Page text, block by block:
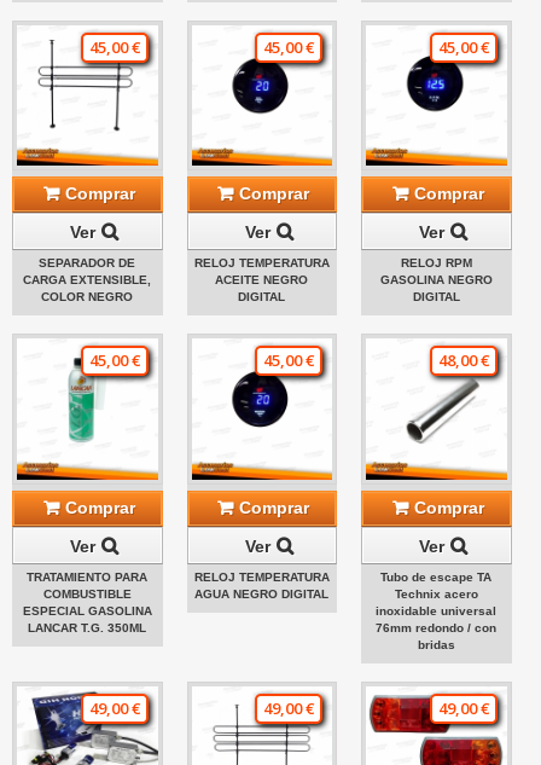
45,00 €
Comprar
Ver
SEPARADOR DE
CARGA EXTENSIBLE,
COLOR NEGRO
45,00 €
Comprar
Ver
RELOJ TEMPERATURA
ACEITE NEGRO
DIGITAL
45,00 €
Comprar
Ver
RELOJ RPM
GASOLINA NEGRO
DIGITAL
45,00 €
Comprar
Ver
TRATAMIENTO PARA
COMBUSTIBLE
ESPECIAL GASOLINA
LANCAR T.G. 350ML
45,00 €
Comprar
Ver
RELOJ TEMPERATURA
AGUA NEGRO DIGITAL
48,00 €
Comprar
Ver
Tubo de escape TA
Technix acero
inoxidable universal
76mm redondo / con
bridas
49,00 € 49,00 € 49,00 €